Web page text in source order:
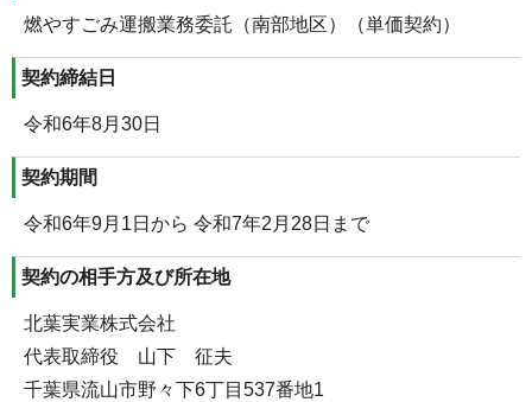
燃やすごみ運搬業務委託（南部地区）（単価契約）
契約締結日
令和6年8月30日
契約期間
令和6年9月1日から 令和7年2月28日まで
契約の相手方及び所在地
北葉実業株式会社
代表取締役 山下 征夫
千葉県流山市野々下6丁目537番地1